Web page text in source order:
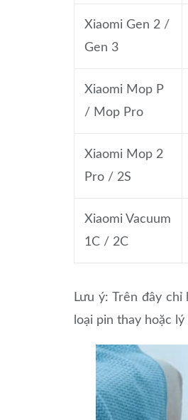
Xiaomi Gen 2 /
Gen 3
Xiaomi Mop P
/ Mop Pro
Xiaomi Mop 2
Pro / 2S
Xiaomi Vacuum
1C / 2C
Lưu ý: Trên đây
loại pin thay hoặc